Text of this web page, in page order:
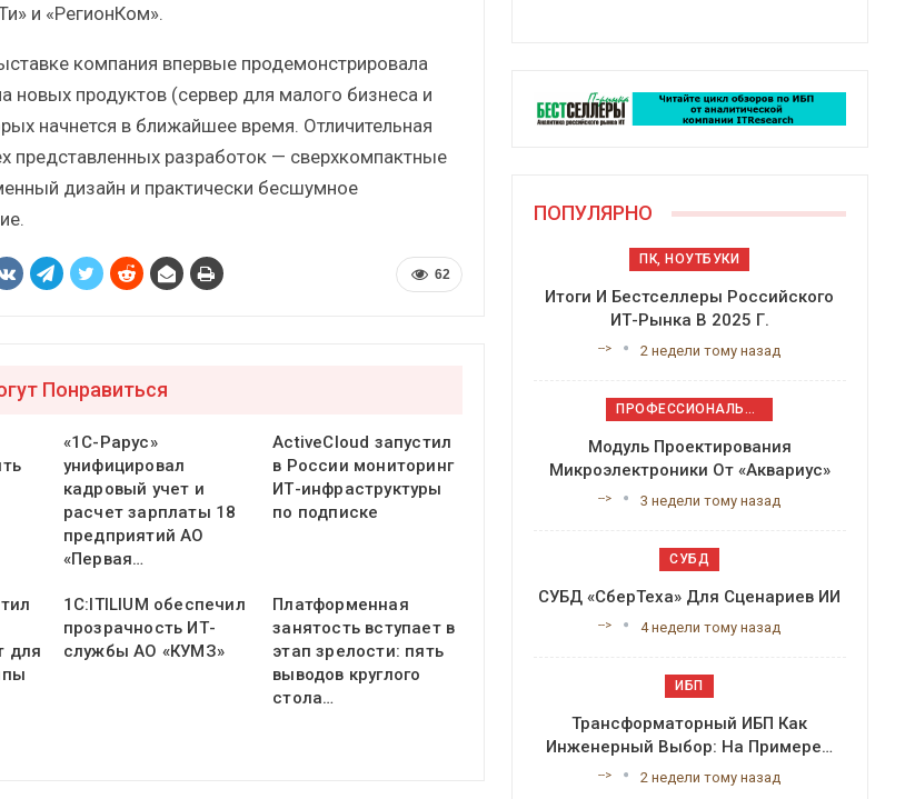
и «РегионКом».
компания впервые продемонстрировала
новых продуктов (сервер для малого бизнеса и
начнется в ближайшее время. Отличительная
представленных разработок — сверхкомпактные
дизайн и практически бесшумное
62
Понравиться
«1С-Рарус»
унифицировал
кадровый учет и
расчет зарплаты 18
предприятий АО
«Первая…
ActiveCloud запустил
в России мониторинг
ИТ-инфраструктуры
по подписке
для
1С:ITILIUM обеспечил
прозрачность ИТ-
службы АО «КУМЗ»
Платформенная
занятость вступает в
этап зрелости: пять
выводов круглого
стола…
ПОПУЛЯРНО
ПК, НОУТБУКИ
Итоги И Бестселлеры Российского
ИТ-Рынка В 2025 Г.
--> 2 недели тому назад
ПРОФЕССИОНАЛЬНОЕ ПРИКЛАДНОЕ ПО
Модуль Проектирования
Микроэлектроники От «Аквариус»
--> 3 недели тому назад
СУБД
СУБД «СберТеха» Для Сценариев ИИ
--> 4 недели тому назад
ИБП
Трансформаторный ИБП Как
Инженерный Выбор: На Примере…
--> 2 недели тому назад